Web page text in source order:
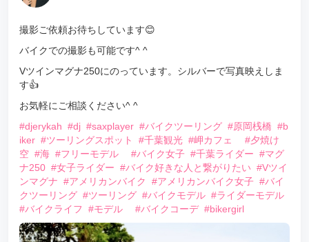
撮影ご依頼お待ちしています😊
バイクでの撮影も可能です^ ^
Vツインマグナ250にのっています。シルバーで写真映えしま
す👍
お気軽にご相談ください^ ^
#djerykah #dj #saxplayer #バイクツーリング #原岡桟橋 #b
iker #ツーリングスポット #千葉観光 #岬カフェ
#夕焼け
空 #海 #フリーモデル #バイク女子 #千葉ライダー #マグ
ナ250 #女子ライダー #バイク好きな人と繋がりたい #Vツイ
ンマグナ #アメリカンバイク #アメリカンバイク女子 #バイ
クツーリング #ツーリング #バイクモデル #ライダーモデル
#バイクライフ
#モデル #バイクコーデ #bikergirl